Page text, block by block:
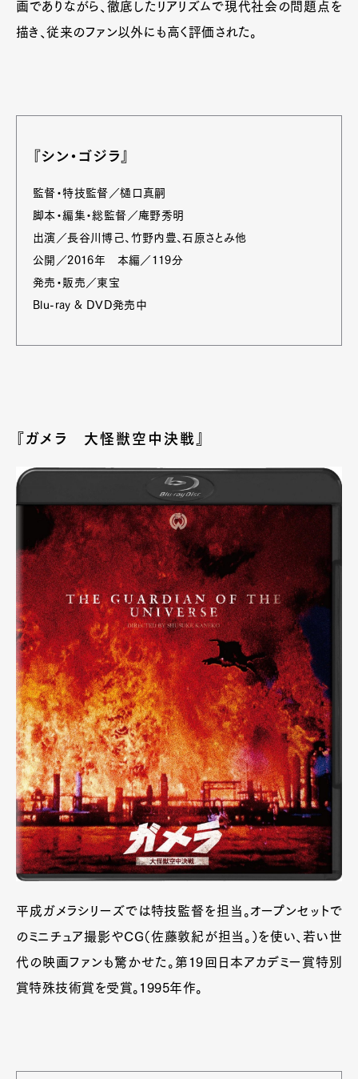
画でありながら、徹底したリアリズムで現代社会の問題点を
描き、従来のファン以外にも高く評価された。
『シン・ゴジラ』
監督・特技監督／樋口真嗣
脚本・編集・総監督／庵野秀明
出演／長谷川博己、竹野内豊、石原さとみ他
公開／2016年 本編／119分
発売・販売／東宝
Blu-ray & DVD発売中
『ガメラ 大怪獣空中決戦』
平成ガメラシリーズでは特技監督を担当。オープンセットで
のミニチュア撮影やCG（佐藤敦紀が担当。）を使い、若い世
代の映画ファンも驚かせた。第19回日本アカデミー賞特別
賞特殊技術賞を受賞。1995年作。